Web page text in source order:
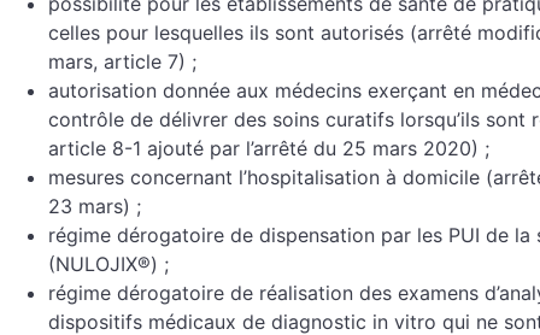
celles pour lesquelles ils sont autorisés (arrêté
mars, article 7) ;
autorisation donnée aux médecins exerçant en
contrôle de délivrer des soins curatifs lorsqu’ils
article 8-1 ajouté par l’arrêté du 25 mars 2020) ;
mesures concernant l’hospitalisation à domicile
23 mars) ;
régime dérogatoire de dispensation par les PUI de
(NULOJIX®) ;
régime dérogatoire de réalisation des examens
dispositifs médicaux de diagnostic in vitro qui ne